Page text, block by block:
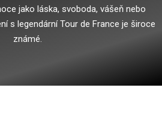
jako láska, svoboda, vášeň nebo
s legendární Tour de France je široce
známé.